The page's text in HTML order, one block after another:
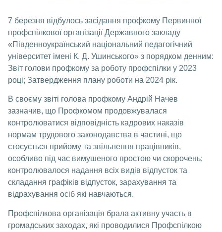
7 березня відбулось засідання профкому Первинної
профспілкової організації Державного закладу
«Південноукраїнський національний педагогічний
університет імені К. Д. Ушинського» з порядком денним:
Звіт голови профкому за роботу профспілки у 2023
році; Затвердження плану роботи на 2024 рік.
В своєму звіті голова профкому Андрій Начев
зазначив, що Профкомом продовжувалася
контролюватися відповідність кадрових наказів
нормам трудового законодавства в частині, що
стосується прийому та звільнення працівників,
особливо під час вимушеного простою чи скорочень;
контролювалося надання всіх видів відпусток та
складання графіків відпусток, зарахування та
відрахування осіб які навчаються.
Профспілкова організація брала активну участь в
громадських заходах, які проводилися Профспілкою